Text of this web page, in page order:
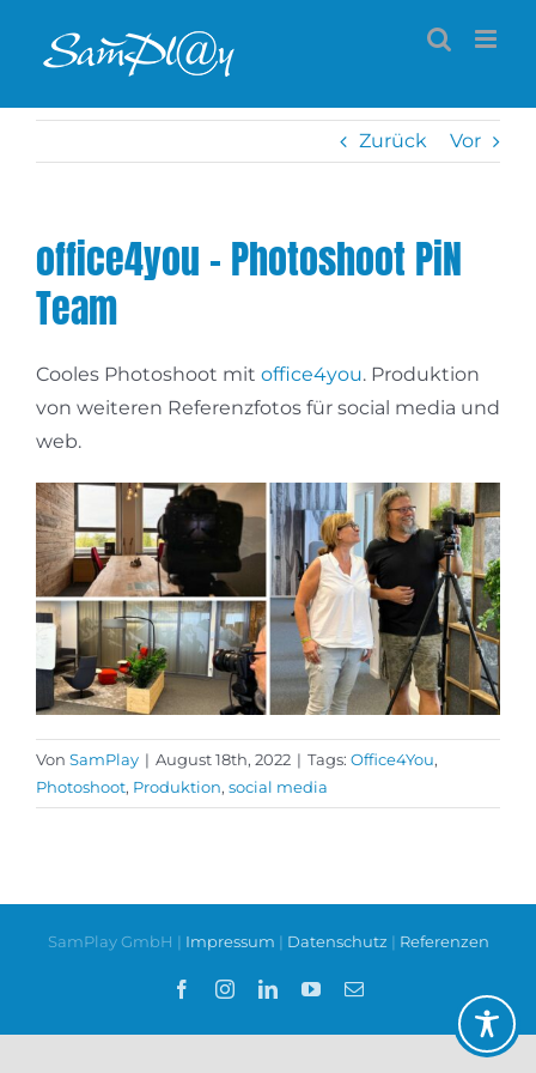
Inhalt
Zurück Vor
office4you – Photoshoot PiN
Team
Cooles Photoshoot mit office4you. Produktion
von weiteren Referenzfotos für social media und
web.
Von SamPlay | August 18th, 2022 | Tags: Office4You,
Photoshoot, Produktion, social media
SamPlay GmbH | Impressum | Datenschutz | Referenzen
FacebookInstagramLinkedInYouTube
E-